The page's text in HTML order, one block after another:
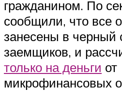
гражданином. По
сообщили, что все
занесены в черный
заемщиков, и
только на деньги от
микрофинансовых